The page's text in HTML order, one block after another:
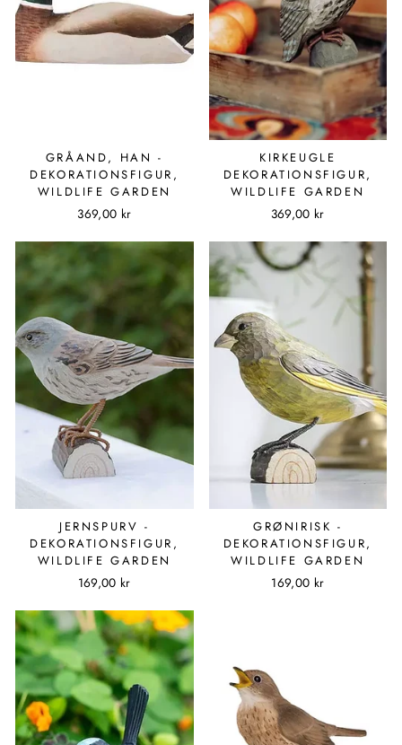
GRÅAND, HAN -
DEKORATIONSFIGUR,
WILDLIFE GARDEN
369,00 kr
KIRKEUGLE
DEKORATIONSFIGUR,
WILDLIFE GARDEN
369,00 kr
JERNSPURV -
DEKORATIONSFIGUR,
WILDLIFE GARDEN
169,00 kr
GRØNIRISK -
DEKORATIONSFIGUR,
WILDLIFE GARDEN
169,00 kr